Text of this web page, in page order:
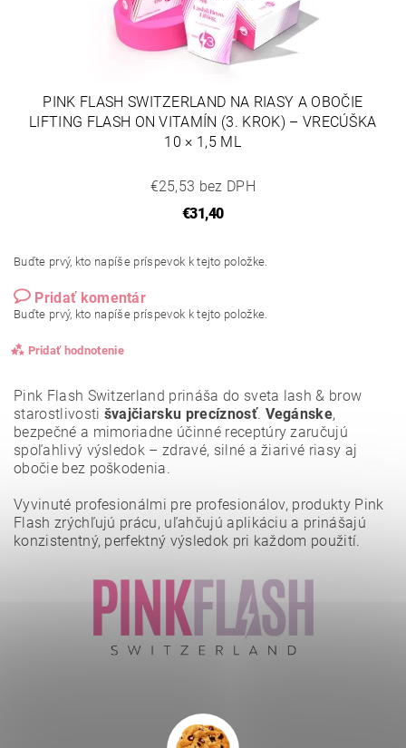
PINK FLASH SWITZERLAND NA RIASY A OBOČIE
LIFTING FLASH ON VITAMÍN (3. KROK) – VRECÚŠKA
10 × 1,5 ML
€25,53 bez DPH
€31,40
Buďte prvý, kto napíše príspevok k tejto položke.
Pridať komentár
Buďte prvý, kto napíše príspevok k tejto položke.
Pridať hodnotenie
Vložením hodnotenie súhlasíte spodmienkami ochrany
osobných údajov.
Pink Flash Switzerland prináša do sveta lash & brow
starostlivosti švajčiarsku precíznosť. Vegánske,
bezpečné a mimoriadne účinné receptúry zaručujú
spoľahlivý výsledok – zdravé, silné a žiarivé riasy aj
obočie bez poškodenia.
Vyvinuté profesionálmi pre profesionálov, produkty Pink
Flash zrýchľujú prácu, uľahčujú aplikáciu a prinášajú
konzistentný, perfektný výsledok pri každom použití.